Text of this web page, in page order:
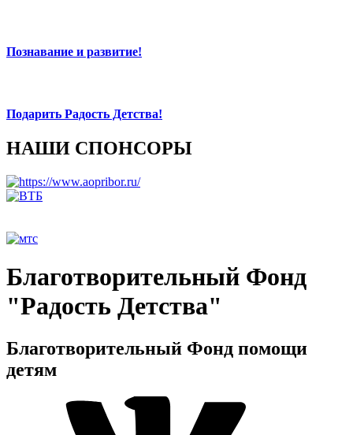
Познавание и развитие!
Подарить Радость Детства!
НАШИ СПОНСОРЫ
Благотворительный Фонд
"Радость Детства"
Благотворительный Фонд помощи
детям